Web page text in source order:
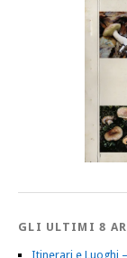
GLI ULTIMI 8
Itinerari e Luoghi